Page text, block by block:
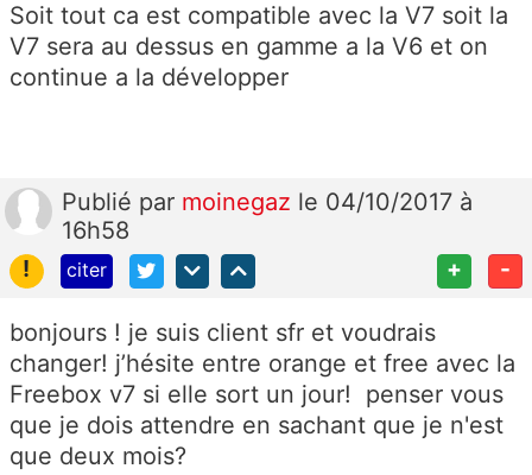
Soit tout ca est compatible avec la V7 soit la
V7 sera au dessus en gamme a la V6 et on
continue a la développer
Publié par moinegaz le 04/10/2017 à
16h58
!
citer + -
bonjours ! je suis client sfr et voudrais
changer! j’hésite entre orange et free avec la
Freebox v7 si elle sort un jour! penser vous
que je dois attendre en sachant que je n'est
que deux mois?